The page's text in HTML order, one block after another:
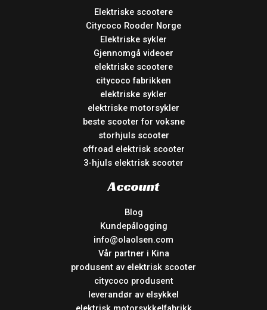
Elektriske scootere
Citycoco Rooder Norge
Elektriske sykler
Gjennomgå videoer
elektriske scootere
citycoco fabrikken
elektriske sykler
elektriske motorsykler
beste scooter for voksne
storhjuls scooter
offroad elektrisk scooter
3-hjuls elektrisk scooter
Account
Blog
Kundepålogging
info@olaolsen.com
Vår partner i Kina
produsent av elektrisk scooter
citycoco produsent
leverandør av elsykkel